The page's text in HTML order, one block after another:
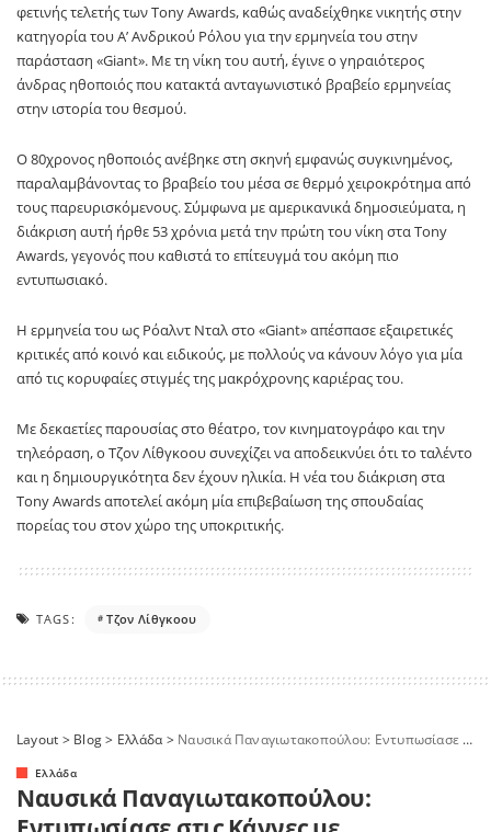
φετινής τελετής των Tony Awards, καθώς αναδείχθηκε νικητής στην
κατηγορία του Α’ Ανδρικού Ρόλου για την ερμηνεία του στην
παράσταση «Giant». Με τη νίκη του αυτή, έγινε ο γηραιότερος
άνδρας ηθοποιός που κατακτά ανταγωνιστικό βραβείο ερμηνείας
στην ιστορία του θεσμού.
Ο 80χρονος ηθοποιός ανέβηκε στη σκηνή εμφανώς συγκινημένος,
παραλαμβάνοντας το βραβείο του μέσα σε θερμό χειροκρότημα από
τους παρευρισκόμενους. Σύμφωνα με αμερικανικά δημοσιεύματα, η
διάκριση αυτή ήρθε 53 χρόνια μετά την πρώτη του νίκη στα Tony
Awards, γεγονός που καθιστά το επίτευγμά του ακόμη πιο
εντυπωσιακό.
Η ερμηνεία του ως Ρόαλντ Νταλ στο «Giant» απέσπασε εξαιρετικές
κριτικές από κοινό και ειδικούς, με πολλούς να κάνουν λόγο για μία
από τις κορυφαίες στιγμές της μακρόχρονης καριέρας του.
Με δεκαετίες παρουσίας στο θέατρο, τον κινηματογράφο και την
τηλεόραση, ο Τζον Λίθγκοου συνεχίζει να αποδεικνύει ότι το ταλέντο
και η δημιουργικότητα δεν έχουν ηλικία. Η νέα του διάκριση στα
Tony Awards αποτελεί ακόμη μία επιβεβαίωση της σπουδαίας
πορείας του στον χώρο της υποκριτικής.
TAGS: Τζον Λίθγκοου
Layout > Blog> Ελλάδα> Ναυσικά Παναγιωτακοπούλου: Εντυπωσίασε στις Κάννες με δημιουργία του Βασίλη Ζούλια
Ελλάδα
Ναυσικά Παναγιωτακοπούλου: